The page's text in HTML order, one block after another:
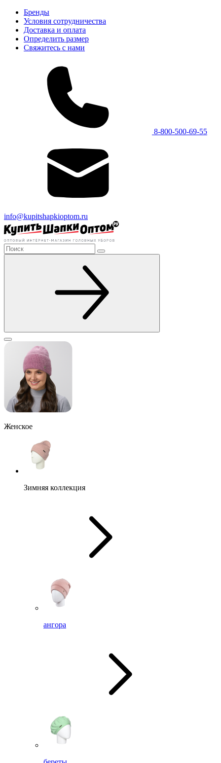
Бренды
Условия сотрудничества
Доставка и оплата
Определить размер
Свяжитесь с нами
8-800-500-69-55
info@kupitshapkioptom.ru
Женское
Зимняя коллекция
ангора